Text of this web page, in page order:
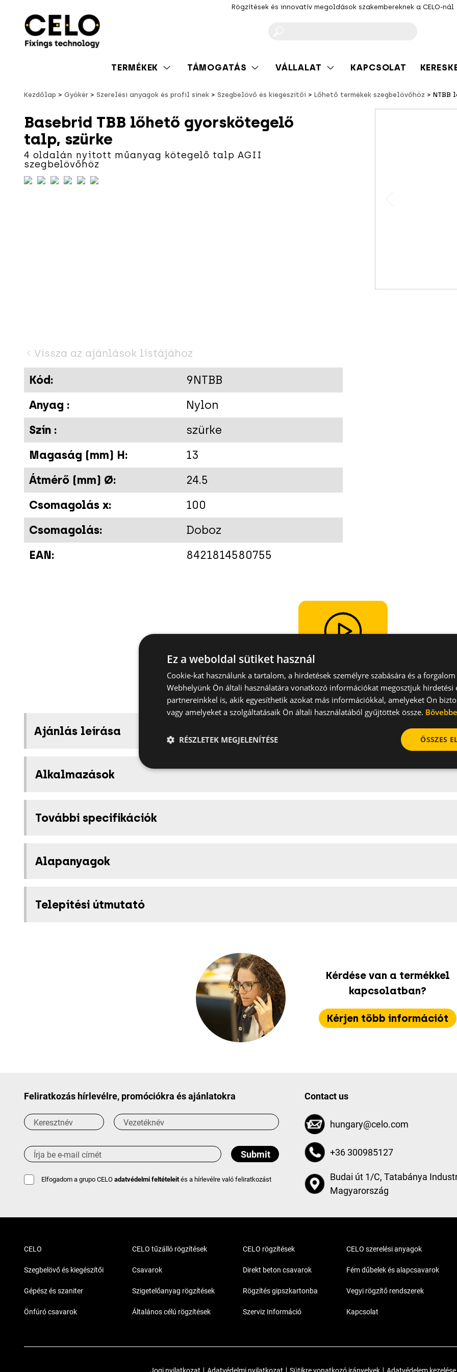
Rögzítések és innovatív megoldások szakembereknek a CELO-nál
TERMÉKEK TÁMOGATÁS VÁLLALAT KAPCSOLAT
Kezdőlap Gyökér Szerelési anyagok és profil sínek Szegbelövő és kiegészítői Lőhető termékek szegbelövőhöz NTBB
Basebrid TBB lőhető gyorskötegelő
talp, szürke
4 oldalán nyitott műanyag kötegelő talp AGII
szegbelövőhöz
A Vissza az ajánlások listájához
Kód:
9NTBB
Anyag :
Nylon
Szín :
szürke
Magaság (mm) H:
13
Átmérő (mm) Ø:
24.5
Csomagolás x:
100
Csomagolás:
Doboz
EAN:
8421814580755
megtekintése
Ajánlás leírása
Alkalmazások
További specifikációk
Alapanyagok
Telepítési útmutató
Kérdése van a termékkel
kapcsolatban?
Kérjen több információt
Feliratkozás hírlevélre, promóciókra és ajánlatokra
Elfogadom a grupo CELO adatvédelmi feltételeités a hírlevélre való feliratkozást
Contact us
hungary@celo.com
+36 300985127
Budai út 1/C, Tatabánya
Magyarország
CELO
Szegbelövő és kiegészítői
Gépész és szaniter
Önfúró csavarok
CELO tűzálló rögzítések
Csavarok
Szigetelőanyag rögzítések
Általános célú rögzítések
CELO rögzítések
Direkt beton csavarok
Rögzítés gipszkartonba
Szerviz Információ
CELO szerelési anyagok
Fém dűbelek és alapcsavarok
Vegyi rögzítő rendszerek
Kapcsolat
Ez a weboldal sütiket használ
Cookie-kat használunk a tartalom, a hirdetések személyre szabására és a forgalom
Webhelyünk Ön általi használatára vonatkozó információkat megosztjuk hirdetési
partnereinkkel is, akik egyesíthetik azokat más információkkal, amelyeket Ön
vagy amelyeket a szolgáltatásaik Ön általi használatából gyűjtöttek össze.
ÖSSZES
RÉSZLETEK MEGJELENÍTÉSE